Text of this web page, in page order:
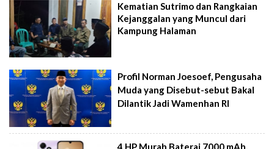
Kematian Sutrimo dan Rangkaian
Kejanggalan yang Muncul dari
Kampung Halaman
Profil Norman Joesoef, Pengusaha
Muda yang Disebut-sebut Bakal
Dilantik Jadi Wamenhan RI
4 HP Murah Baterai 7000 mAh,